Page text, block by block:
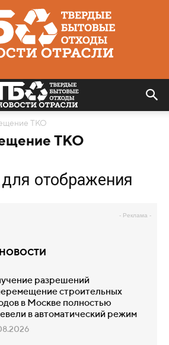
Твердые
бытовые
отходы
|
ТКО
ТКО
отображения
- Реклама -
разрешений
строительных
в Москве полностью
в автоматический режим